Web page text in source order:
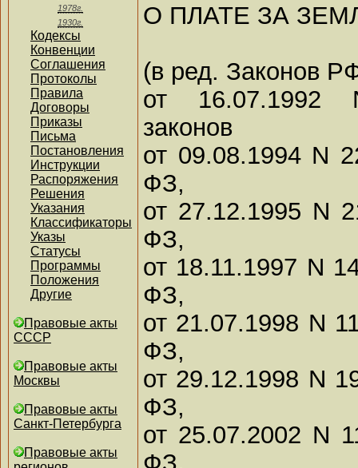
1978г.
1930г.
Кодексы
Конвенции
Соглашения
Протоколы
Правила
Договоры
Приказы
Письма
Постановления
Инструкции
Распоряжения
Решения
Указания
Классификаторы
Указы
Статусы
Программы
Положения
Другие
Правовые акты
СССР
Правовые акты
Москвы
Правовые акты
Санкт-Петербурга
Правовые акты
О ПЛАТЕ ЗА
(в ред. Законов
от 16.07.1992
законов
от 09.08.1994 N
ФЗ,
от 27.12.1995 N
ФЗ,
от 18.11.1997 N
ФЗ,
от 21.07.1998 N
ФЗ,
от 29.12.1998 N
ФЗ,
от 25.07.2002 N
ФЗ,